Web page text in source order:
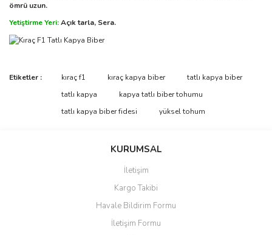
ömrü uzun.
Yetiştirme Yeri:Açık tarla, Sera.
Etiketler : kıraç f1 kıraç kapya biber
tatlı kapya biber
tatlı kapya
kapya tatlı biber tohumu
tatlı kapya biber fidesi
yüksel tohum
KURUMSAL
İletişim
Kargo Takibi
Havale Bildirim Formu
İletişim Formu